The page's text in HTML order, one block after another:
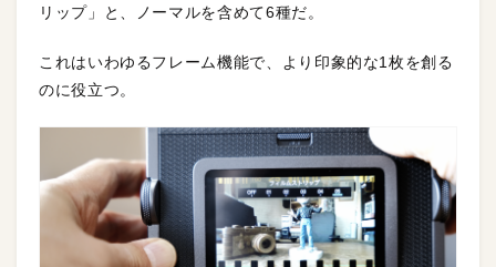
リップ」と、ノーマルを含めて6種だ。
これはいわゆるフレーム機能で、より印象的な1枚を創る
のに役立つ。